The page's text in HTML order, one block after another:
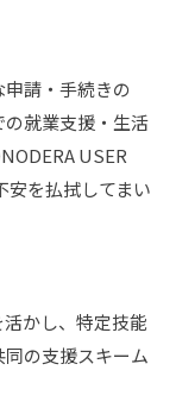
請・手続きの
就業支援・生活
USER
安を払拭してまい
かし、特定技能
の支援スキーム